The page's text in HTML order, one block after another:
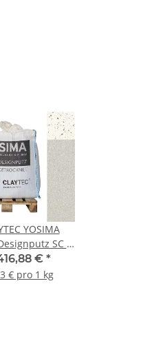
YOSIMA
SC 3
500 kg BigBag
€ *
€ pro 1 kg